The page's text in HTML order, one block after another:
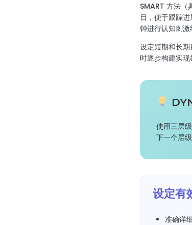
SMART 方法（
目，便于跟踪
钟进行认知刺
设定短期和长
时逐步构建实现
使用三层
下一个层
设定有
准确详